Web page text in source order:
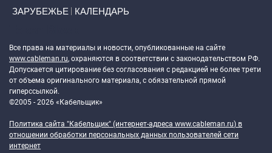
ЗАРУБЕЖЬЕ КАЛЕНДАРЬ
Все права на материалы и новости, опубликованные на сайте
www.cableman.ru, охраняются в соответствии с законодательством РФ.
Допускается цитирование без согласования с редакцией не более трети
от объема оригинального материала, с обязательной прямой
гиперссылкой.
©2005 - 2026 «Кабельщик»
Политика сайта "Кабельщик" (интернет-адреса www.cableman.ru) в
отношении обработки персональных данных пользователей сети
интернет